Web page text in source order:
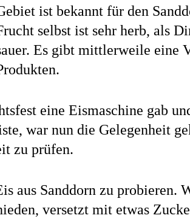
ist bekannt für den
selbst ist sehr herb, als
Es gibt mittlerweile eine
eine Eismaschine gab
war nun die Gelegenheit
zu prüfen.
aus Sanddorn zu probieren.
versetzt mit etwas